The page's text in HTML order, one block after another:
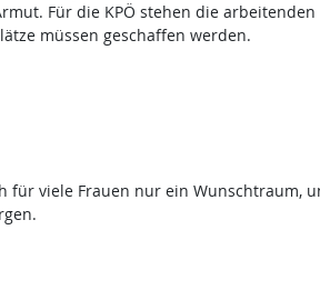
Für die KPÖ stehen die
müssen geschaffen werden.
viele Frauen nur ein Wunschtraum,